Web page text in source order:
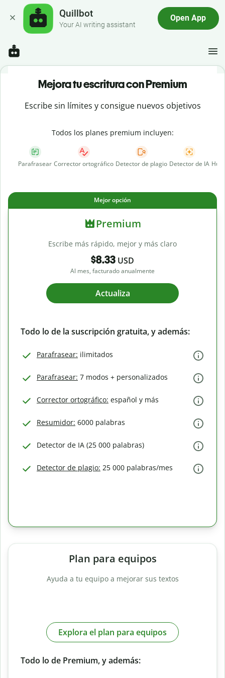
Quillbot
Your AI writing assistant
Open App
Mejora tu escritura con Premium
Escribe sin límites y consigue nuevos objetivos
Todos los planes premium incluyen:
Parafrasear Corrector ortográfico Detector de plagio Detector de IA
Mejor opción
Premium
Escribe más rápido, mejor y más claro
$8.33 USD
Al mes, facturado anualmente
Actualiza
Todo lo de la suscripción gratuita, y además:
Parafrasear: ilimitados
Parafrasear: 7 modos + personalizados
Corrector ortográfico: español y más
Resumidor: 6000 palabras
Detector de IA (25 000 palabras)
Detector de plagio: 25 000 palabras/mes
Plan para equipos
Ayuda a tu equipo a mejorar sus textos
Explora el plan para equipos
Todo lo de Premium, y además: